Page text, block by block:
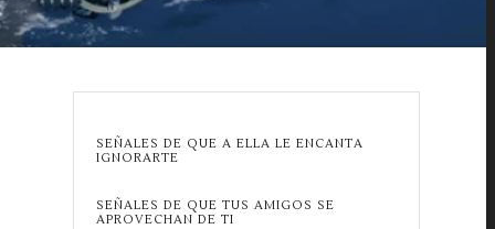
SEÑALES DE QUE A ELLA LE ENCANTA
IGNORARTE
SEÑALES DE QUE TUS AMIGOS SE
APROVECHAN DE TI